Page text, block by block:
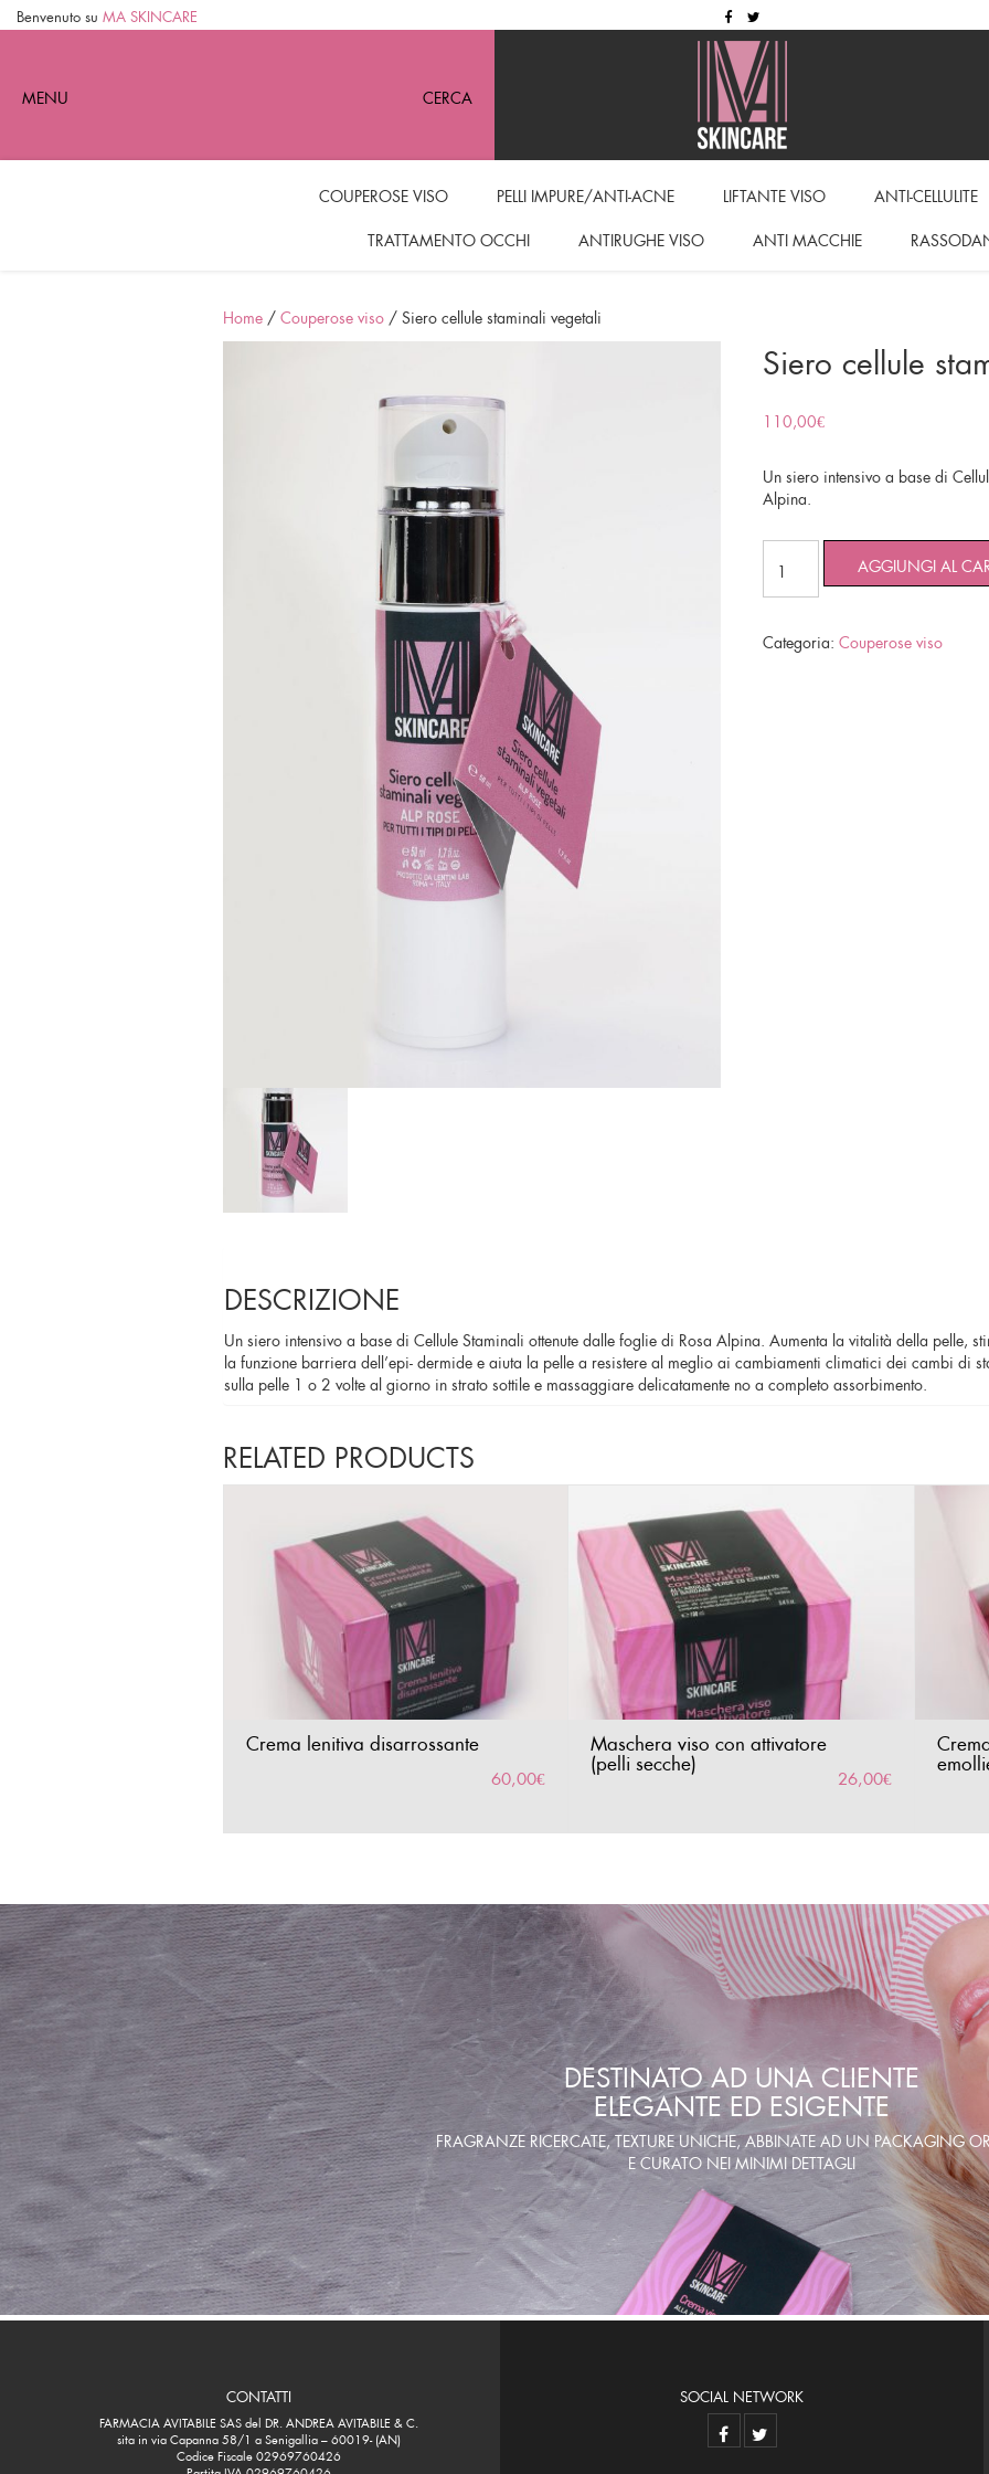
Benvenuto su MA SKINCARE
MENU CERCA
COUPEROSE VISO PELLI IMPURE/ANTI-ACNE LIFTANTE VISO ANTI-CELLULITE
TRATTAMENTO OCCHI ANTIRUGHE VISO ANTI MACCHIE
Home / Couperose viso / Siero cellule staminali vegetali
Siero cellule
110,00 €
Un siero intensivo a base di
Alpina.
AGGIUNGI AL
Categoria: Couperose viso
DESCRIZIONE
Un siero intensivo a base di Cellule Staminali ottenute dalle foglie di Rosa Alpina. Aumenta la vitalità della pelle,
la funzione barriera dell’epi- dermide e aiuta la pelle a resistere al meglio ai cambiamenti climatici dei cambi di
sulla pelle 1 o 2 volte al giorno in strato sottile e massaggiare delicatamente no a completo assorbimento.
RELATED PRODUCTS
Crema lenitiva disarrossante
60,00€
Maschera viso con attivatore
(pelli secche)
26,00€
DESTINATO AD UNA CLIENTE
ELEGANTE ED ESIGENTE
FRAGRANZE RICERCATE, TEXTURE UNICHE, ABBINATE AD UN PACKAGING
E CURATO NEI MINIMI DETTAGLI
CONTATTI
FARMACIA AVITABILE SAS del DR. ANDREA AVITABILE & C.
sita in via Capanna 58/1 a Senigallia – 60019- (AN)
Codice Fiscale 02969760426
Partita IVA 02969760426
SOCIAL NETWORK